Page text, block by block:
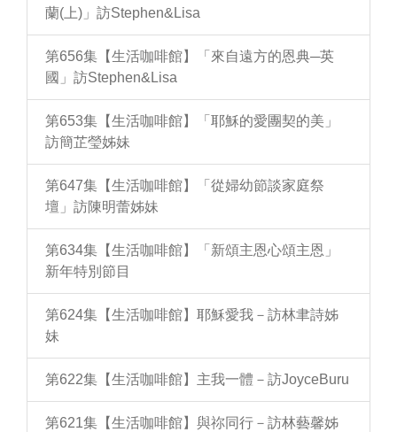
蘭(上)」訪Stephen&Lisa
第656集【生活咖啡館】「來自遠方的恩典─英
國」訪Stephen&Lisa
第653集【生活咖啡館】「耶穌的愛團契的美」
訪簡芷瑩姊妹
第647集【生活咖啡館】「從婦幼節談家庭祭
壇」訪陳明蕾姊妹
第634集【生活咖啡館】「新頌主恩心頌主恩」
新年特別節目
第624集【生活咖啡館】耶穌愛我－訪林聿詩姊
妹
第622集【生活咖啡館】主我一體－訪JoyceBuru
第621集【生活咖啡館】與祢同行－訪林藝馨姊